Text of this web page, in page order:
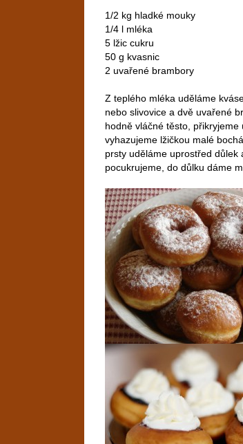
1/2 kg hladké mouky
1/4 l mléka
5 lžic cukru
50 g kvasnic
2 uvařené brambory
Z teplého mléka uděláme
nebo slivovice a dvě uvařené
hodně vláčné těsto,
vyhazujeme lžičkou malé
prsty uděláme uprostřed
pocukrujeme, do důlku dáme